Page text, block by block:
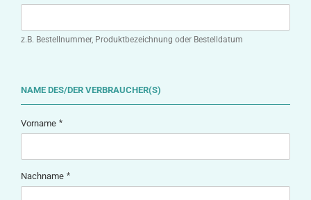
z.B. Bestellnummer, Produktbezeichnung oder Bestelldatum
NAME DES/DER VERBRAUCHER(S)
Vorname
Nachname